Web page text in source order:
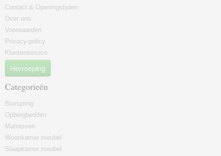
Contact & Openingstijden
Over ons
Voorwaarden
Privacy-policy
Klantenservice
Herroeping
Categorieën
Boxspring
Opbergbedden
Matrassen
Woonkamer meubel
Slaapkamer meubel